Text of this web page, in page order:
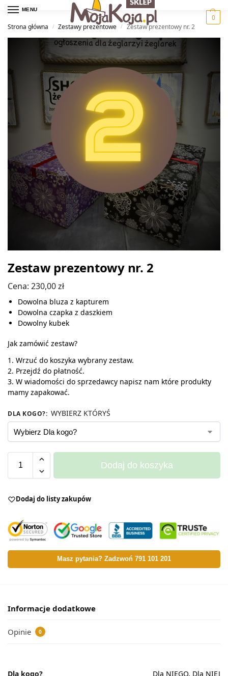
MENU
0
Strona główna
/ Zestawy prezentowe / Zestaw prezentowy nr. 2
Zestaw prezentowy nr. 2
Cena: 230,00zł
Dowolna bluza z kapturem
Dowolna czapka z daszkiem
Dowolny kubek
Jak zamówić zestaw?
1. Wrzuć do koszyka wybrany zestaw.
2. Przejdź do płatność.
3. W wiadomości do sprzedawcy napisz nam które produkty
mamy zapakować.
DLA KOGO?: WYBIERZ KTÓRYŚ
Dodaj do koszyka
Dodaj do listy zakupów
Masz pytania? Zadzwoń 791 101 201
Informacje dodatkowe
Opinie 0
Dla kogo? Dla NIEGO, Dla NIEJ